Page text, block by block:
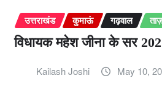
उत्तराखंड कुमाऊं गढ़वाल
विधायक महेश जीना के सर
Kailash Joshi May 10,